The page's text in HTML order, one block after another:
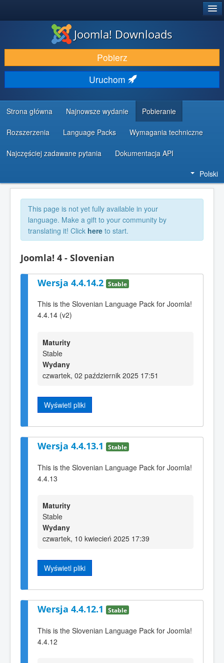
DODATKI I ROZSZERZENIA
ODKRYJ & POZNAJ
SPOŁECZNOŚĆ & WSPARCIE
ZASOBY DLA PROGRAMISTÓW
Joomla! Downloads
Pobierz
Uruchom
Strona główna Najnowsze wydanie Pobieranie
Rozszerzenia Language Packs Wymagania techniczne
Najczęściej zadawane pytania Dokumentacja API
Polski
This page is not yet fully available in your
language. Make a gift to your community by
translating it! Click here to start.
Joomla! 4 - Slovenian
Wersja 4.4.14.2 Stable
This is the Slovenian Language Pack for Joomla!
4.4.14 (v2)
Maturity
Stable
Wydany
czwartek, 02 październik 2025 17:51
Wyświetl pliki
Wersja 4.4.13.1 Stable
This is the Slovenian Language Pack for Joomla!
4.4.13
Maturity
Stable
Wydany
czwartek, 10 kwiecień 2025 17:39
Wyświetl pliki
Wersja 4.4.12.1 Stable
This is the Slovenian Language Pack for Joomla!
4.4.12